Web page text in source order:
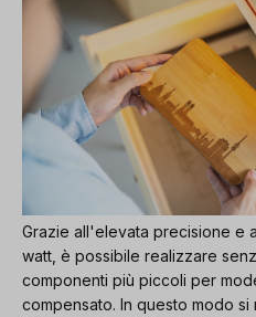
Grazie all'elevata precisione e
watt, è possibile realizzare
componenti più piccoli per
compensato. In questo modo si